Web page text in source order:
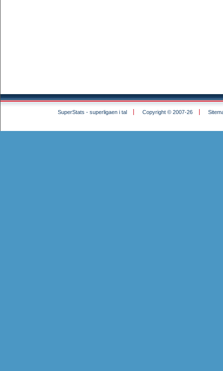
SuperStats - superligaen i tal Copyright © 2007-26